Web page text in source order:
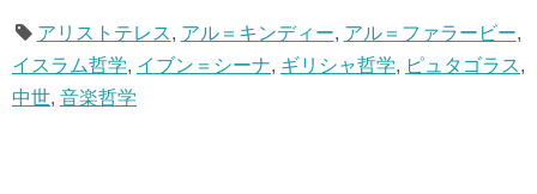
アリストテレス, アル＝キンディー, アル＝ファラービー,
イスラム哲学, イブン＝シーナ, ギリシャ哲学, ピュタゴラス,
中世, 音楽哲学